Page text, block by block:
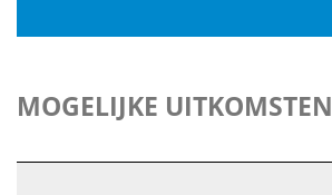
MOGELIJKE UITKOMSTEN